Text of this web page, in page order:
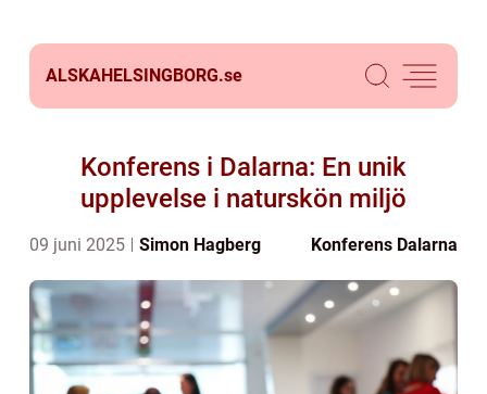
ALSKAHELSINGBORG.se
Konferens i Dalarna: En unik
upplevelse i naturskön miljö
09 juni 2025 Simon Hagberg Konferens Dalarna